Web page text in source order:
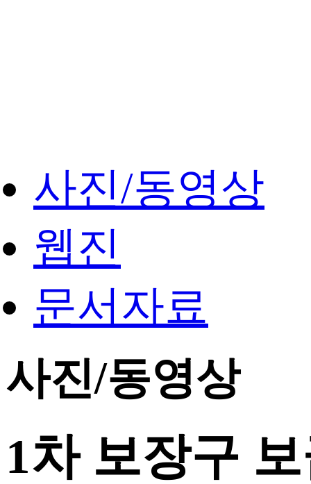
사진/동영상
웹진
문서자료
사진/동영상
1차 보장구